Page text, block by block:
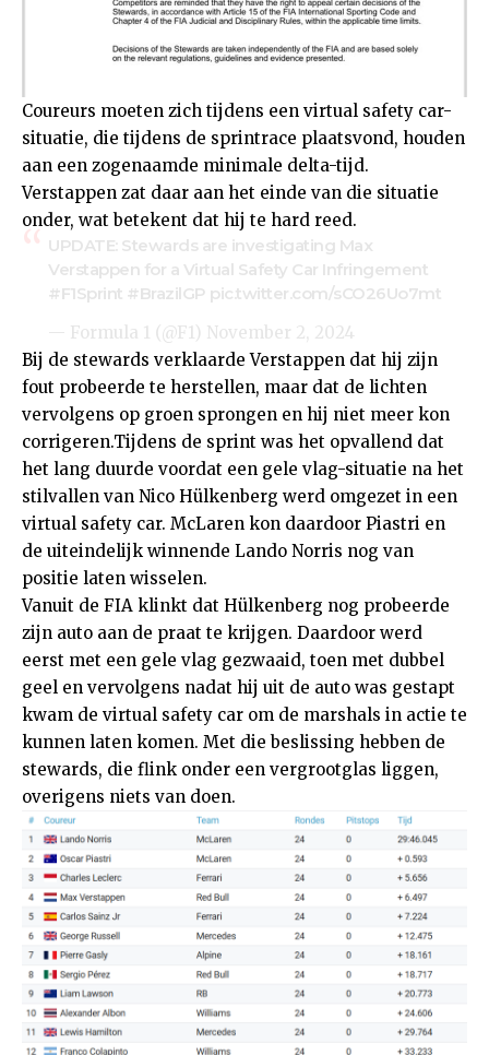
Coureurs moeten zich tijdens een virtual safety car-
situatie, die tijdens de sprintrace plaatsvond, houden
aan een zogenaamde minimale delta-tijd.
Verstappen zat daar aan het einde van die situatie
onder, wat betekent dat hij te hard reed.
UPDATE: Stewards are investigating Max
Verstappen for a Virtual Safety Car Infringement
#F1Sprint #BrazilGP pic.twitter.com/sCO26Uo7mt
— Formula 1 (@F1) November 2, 2024
Bij de stewards verklaarde Verstappen dat hij zijn
fout probeerde te herstellen, maar dat de lichten
vervolgens op groen sprongen en hij niet meer kon
corrigeren.Tijdens de sprint was het opvallend dat
het lang duurde voordat een gele vlag-situatie na het
stilvallen van Nico Hülkenberg werd omgezet in een
virtual safety car. McLaren kon daardoor Piastri en
de uiteindelijk winnende Lando Norris nog van
positie laten wisselen.
Vanuit de FIA klinkt dat Hülkenberg nog probeerde
zijn auto aan de praat te krijgen. Daardoor werd
eerst met een gele vlag gezwaaid, toen met dubbel
geel en vervolgens nadat hij uit de auto was gestapt
kwam de virtual safety car om de marshals in actie te
kunnen laten komen. Met die beslissing hebben de
stewards, die flink onder een vergrootglas liggen,
overigens niets van doen.